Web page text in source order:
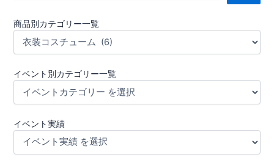
商品別カテゴリー一覧
イベント別カテゴリー一覧
イベント実績